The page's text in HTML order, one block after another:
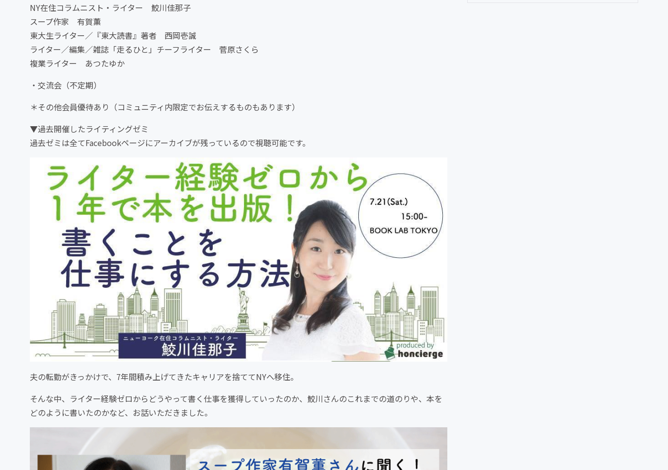
NY在住コラムニスト・ライター 鮫川佳那子
スープ作家 有賀薫
東大生ライター／『東大読書』著者 西岡壱誠
ライター／編集／雑誌「走るひと」チーフライター 菅原さくら
複業ライター あつたゆか
・交流会（不定期）
＊その他会員優待あり（コミュニティ内限定でお伝えするものもあります）
▼過去開催したライティングゼミ
過去ゼミは全てFacebookページにアーカイブが残っているので視聴可能です。
夫の転勤がきっかけで、7年間積み上げてきたキャリアを捨ててNYへ移住。
そんな中、ライター経験ゼロからどうやって書く仕事を獲得していったのか、鮫川さんのこれまでの道のりや、本を
どのように書いたのかなど、お話いただきました。